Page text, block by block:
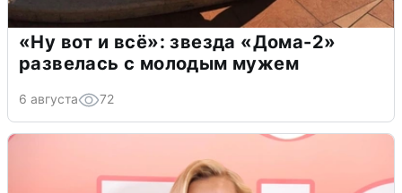
«Ну вот и всё»: звезда «Дома-2»
развелась с молодым мужем
6 августа 72